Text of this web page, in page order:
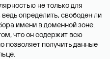
не только для
определить, свободен ли
имени в доменной зоне.
что он содержит всю
получить данные